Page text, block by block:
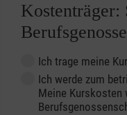
Kostenträger:
Ich trage meine
Ich werde zum
Meine Kurskosten